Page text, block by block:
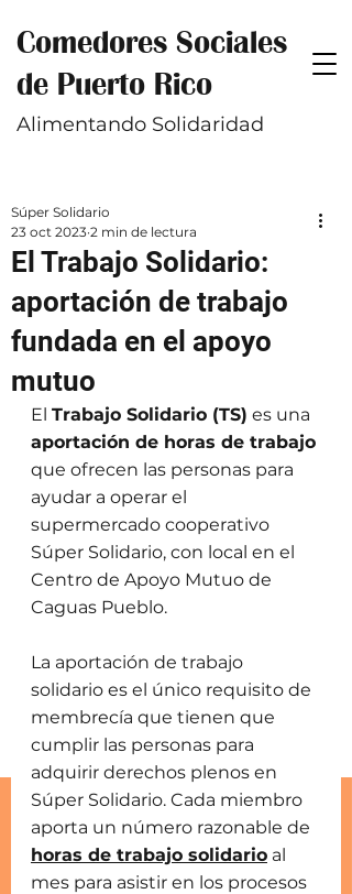
Comedores Sociales
de Puerto Rico
Alimentando Solidaridad
El Trabajo Solidario:
aportación de trabajo
fundada en el apoyo
mutuo
Súper Solidario
23 oct 2023 2 min de lectura
El Trabajo Solidario (TS) es una
aportación de horas de trabajo
que ofrecen las personas para
ayudar a operar el
supermercado cooperativo
Súper Solidario, con local en el
Centro de Apoyo Mutuo de
Caguas Pueblo.
La aportación de trabajo
solidario es el único requisito de
membrecía que tienen que
cumplir las personas para
adquirir derechos plenos en
Súper Solidario. Cada miembro
aporta un número razonable de
horas de trabajo solidario al
mes para asistir en los procesos